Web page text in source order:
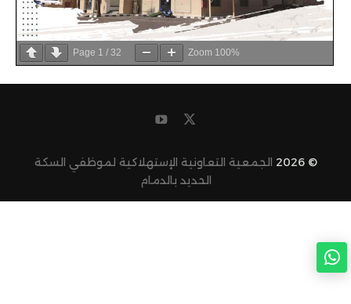
Page 1 / 32 Zoom 100%
© 2026
الجمعية التعاونية الإستهلاكية لموظفي السكة
الحديد بالدمام